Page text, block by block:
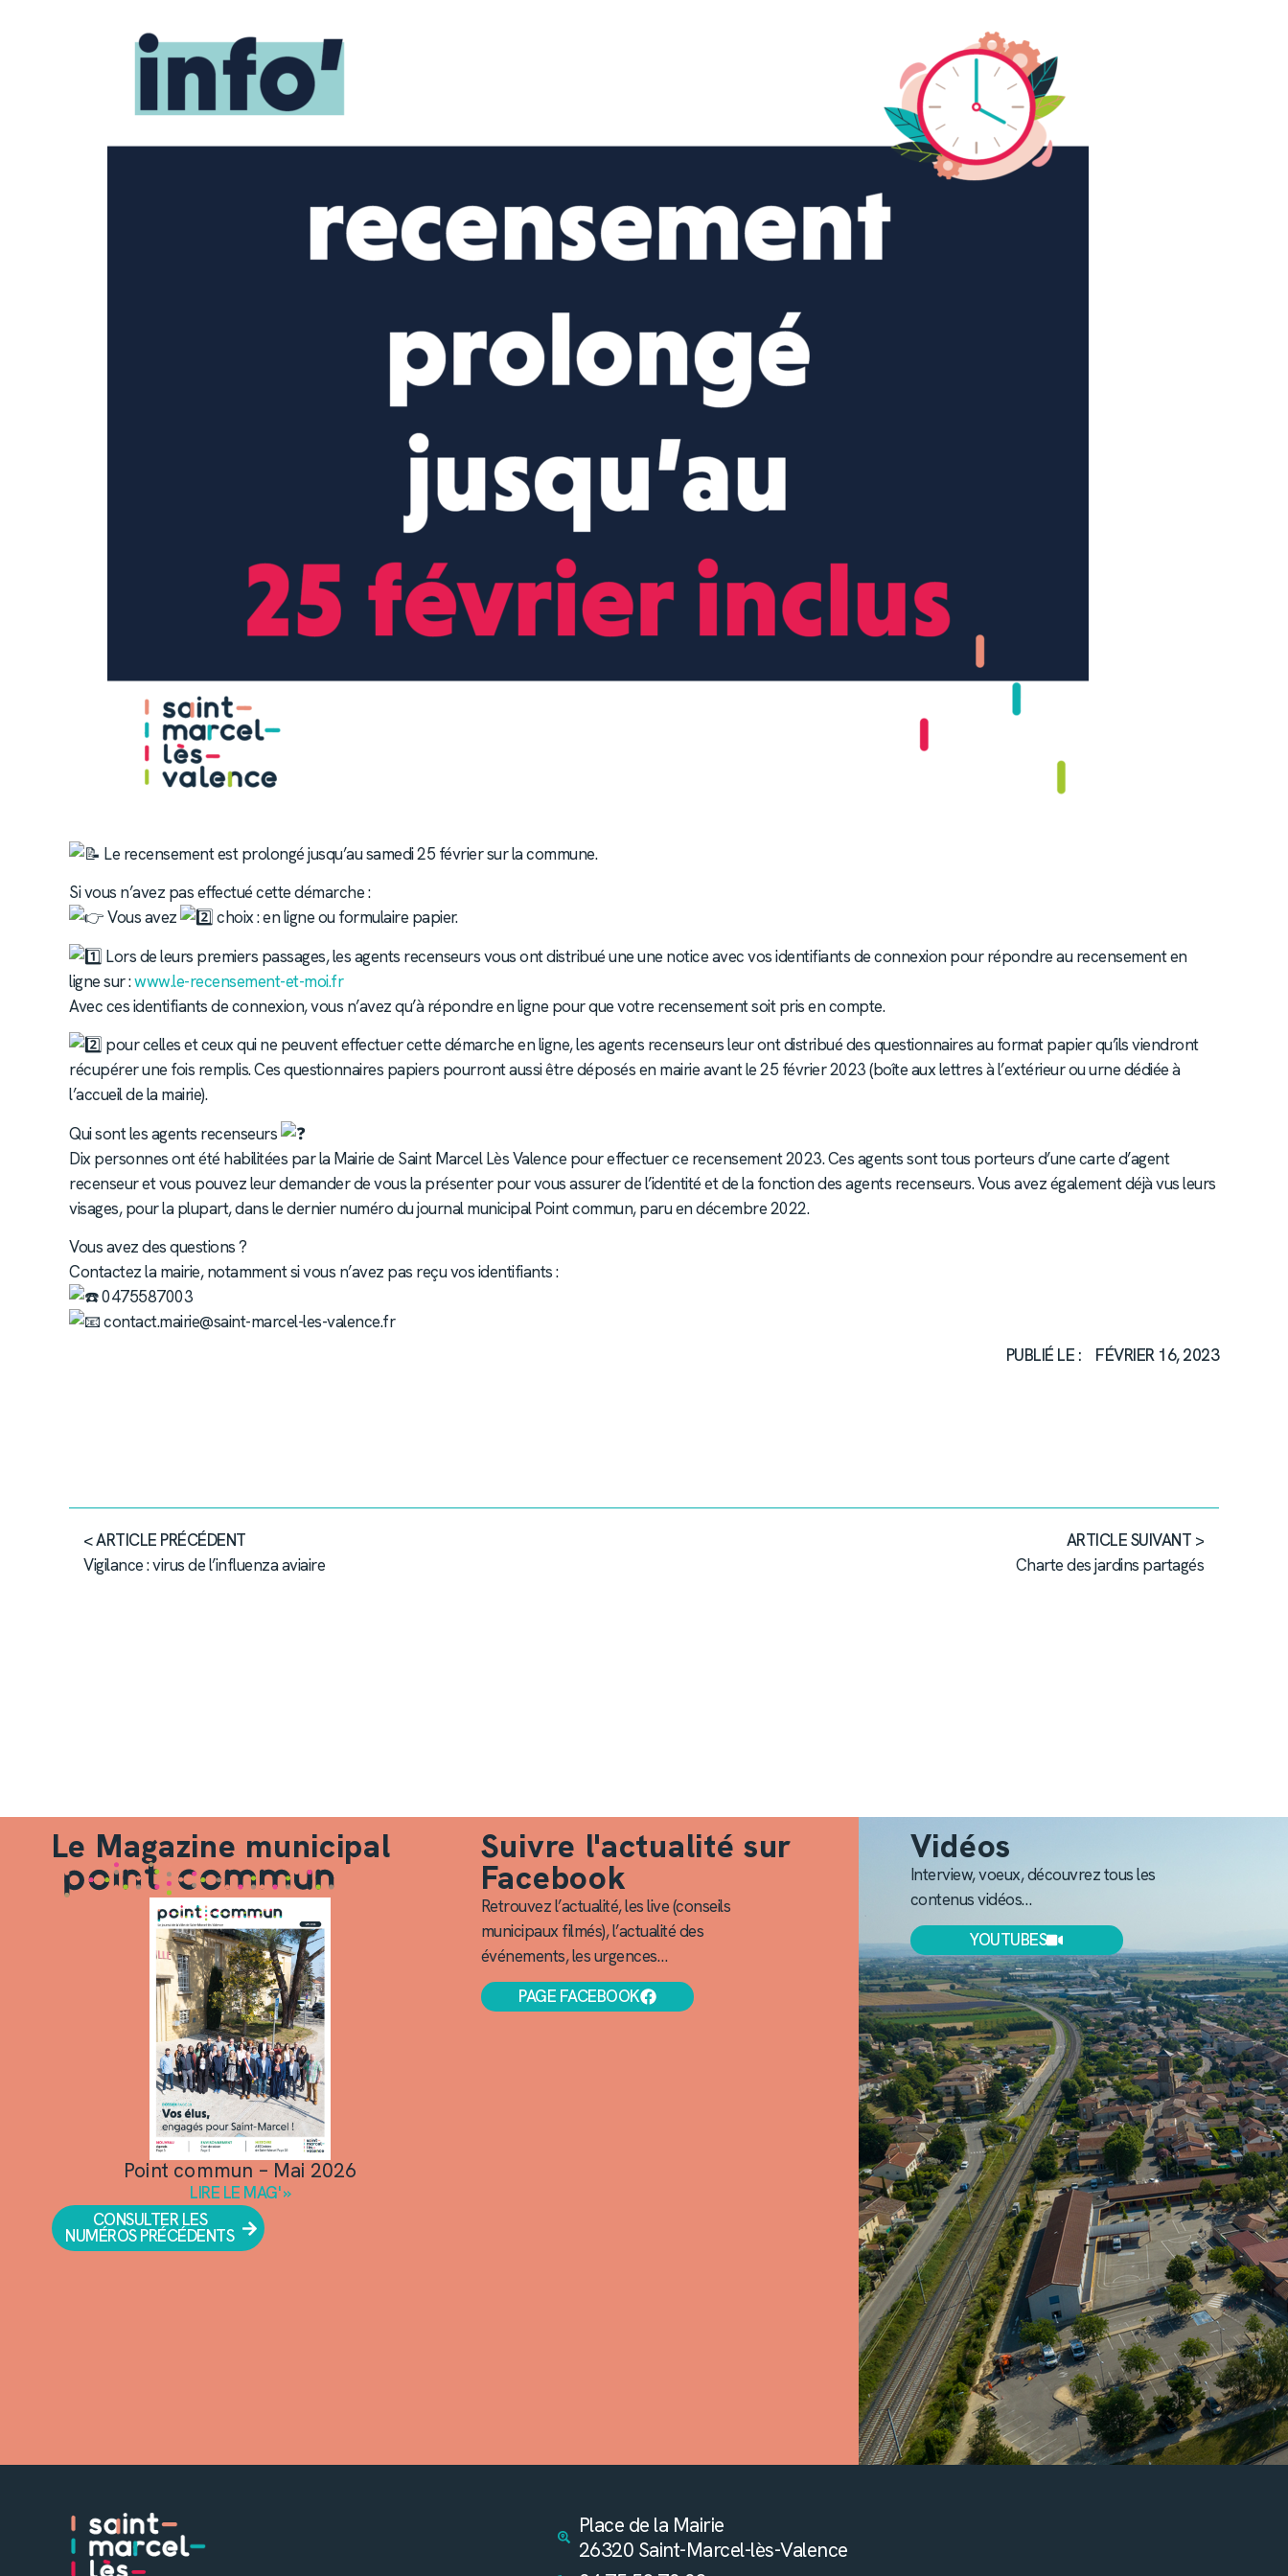
Le recensement est prolongé jusqu’au samedi 25 février sur la commune.
Si vous n’avez pas effectué cette démarche :
Vous avez
choix : en ligne ou formulaire papier.
Lors de leurs premiers passages, les agents recenseurs vous ont distribué une une notice avec vos identifiants de connexion pour répondre au recensement en
ligne sur :www.le-recensement-et-moi.fr
Avec ces identifiants de connexion, vous n’avez qu’à répondre en ligne pour que votre recensement soit pris en compte.
pour celles et ceux qui ne peuvent effectuer cette démarche en ligne, les agents recenseurs leur ont distribué des questionnaires au format papier qu’ils viendront
récupérer une fois remplis. Ces questionnaires papiers pourront aussi être déposés en mairie avant le 25 février 2023 (boîte aux lettres à l’extérieur ou urne dédiée à
l’accueil de la mairie).
Qui sont les agents recenseurs
Dix personnes ont été habilitées par la Mairie de Saint Marcel Lès Valence pour effectuer ce recensement 2023. Ces agents sont tous porteurs d’une carte d’agent
recenseur et vous pouvez leur demander de vous la présenter pour vous assurer de l’identité et de la fonction des agents recenseurs. Vous avez également déjà vus leurs
visages, pour la plupart, dans le dernier numéro du journal municipal Point commun, paru en décembre 2022.
Vous avez des questions ?
Contactez la mairie, notamment si vous n’avez pas reçu vos identifiants :
0475587003
contact.mairie@saint-marcel-les-valence.fr
PUBLIÉ LE :
FÉVRIER 16, 2023
< ARTICLE PRÉCÉDENT
Vigilance : virus de l’influenza aviaire
ARTICLE SUIVANT >
Charte des jardins partagés
Le Magazine municipal
Point commun – Mai 2026
LIRE LE MAG' »
CONSULTER LES
NUMÉROS PRÉCÉDENTS
Suivre l'actualité sur
Facebook
Retrouvez l’actualité, les live (conseils
municipaux filmés), l’actualité des
événements, les urgences…
PAGE FACEBOOK
Vidéos
Interview, voeux, découvrez tous les
contenus vidéos…
YOUTUBES
Place de la Mairie
26320 Saint-Marcel-lès-Valence